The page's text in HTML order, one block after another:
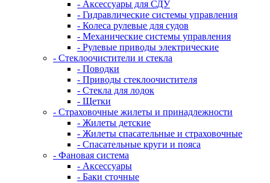
- Аксессуары для СДУ
- Гидравлические системы управления
- Колеса рулевые для судов
- Механические системы управления
- Рулевые приводы электрические
- Стеклоочистители и стекла
- Поводки
- Приводы стеклоочистителя
- Стекла для лодок
- Щетки
- Страховочные жилеты и принадлежности
- Жилеты детские
- Жилеты спасательные и страховочные
- Спасательные круги и пояса
- Фановая система
- Аксессуары
- Баки сточные